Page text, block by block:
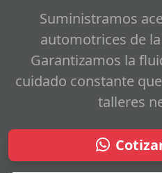
Suministramos
automotrices de
Garantizamos la
cuidado constante
talleres